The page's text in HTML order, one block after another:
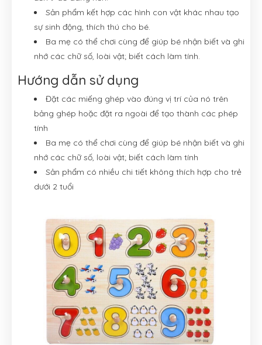
Sản phẩm kết hợp các hình con vật khác nhau tạo
sự sinh động, thích thú cho bé.
Ba mẹ có thể chơi cùng để giúp bé nhận biết và ghi
nhớ các chữ số, loài vật; biết cách làm tính.
Hướng dẫn sử dụng
Đặt các miếng ghép vào đúng vị trí của nó trên
bảng ghép hoặc đặt ra ngoài để tạo thành các phép
tính
Ba mẹ có thể chơi cùng để giúp bé nhận biết và ghi
nhớ các chữ số, loài vật; biết cách làm tính
Sản phẩm có nhiều chi tiết không thích hợp cho trẻ
dưới 2 tuổi